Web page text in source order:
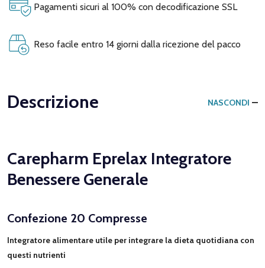
Pagamenti sicuri al 100% con decodificazione SSL
Reso facile entro 14 giorni dalla ricezione del pacco
Descrizione NASCONDI
Carepharm Eprelax Integratore
Benessere Generale
Confezione 20 Compresse
Integratore alimentare utile per integrare la dieta quotidiana con
questi nutrienti